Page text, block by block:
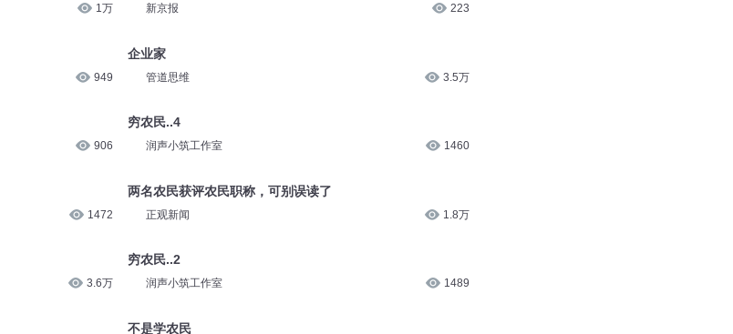
1万
949
906
1472
3.6万
新京报 223
企业家
管道思维 3.5万
穷农民..4
润声小筑工作室 1460
两名农民获评农民职称，可别误读了
正观新闻 1.8万
穷农民..2
润声小筑工作室 1489
不是学农民